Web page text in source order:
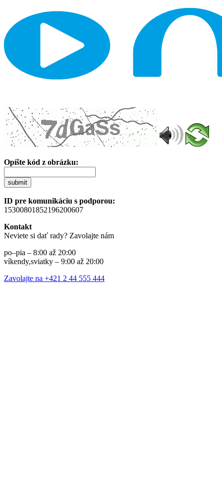
Opíšte kód z obrázku:
submit
ID pre komunikáciu s podporou:
15300801852196200607
Kontakt
Neviete si dať rady? Zavolajte nám
po–pia – 8:00 až 20:00
víkendy,sviatky – 9:00 až 20:00
Zavolajte na +421 2 44 555 444